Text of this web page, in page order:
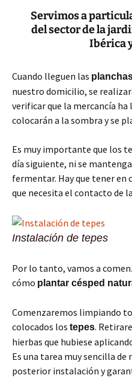
Servimos a
del sector de la
Ibérica
Cuando lleguen las
nuestro domicilio, se
verificar que la mercancía
colocarán a la sombra y se
Es muy importante que los
día siguiente, ni se
fermentar. Hay que tener en
que necesita el contacto de
Instalación de tepes
Por lo tanto, vamos a
cómo plantar césped
Comenzaremos limpiando
colocados los tepes.
hierbas que hubiese
Es una tarea muy sencilla
posterior instalación y